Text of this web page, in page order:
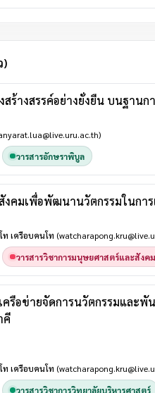
)
สร้างสรรค์อย่างยั่งยืน บนฐาน
วารสารอักษราพิบูล
คมเพื่อพัฒนานวัตกรรมในก
เครือบคนโท
วารสารวิชาการมนุษยศาสตร์และสัง
รือข่ายจัดการนวัตกรรมและพั
คี
เครือบคนโท
วารสารวิชาการวิทยาลัยบริหารศาสตร์